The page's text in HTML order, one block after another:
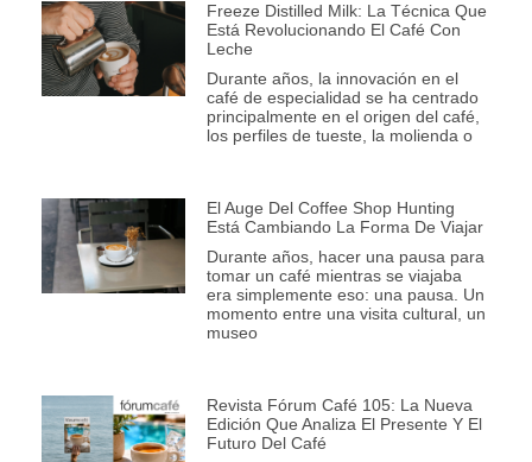
Freeze Distilled Milk: La Técnica Que
Está Revolucionando El Café Con
Leche
Durante años, la innovación en el
café de especialidad se ha centrado
principalmente en el origen del café,
los perfiles de tueste, la molienda o
El Auge Del Coffee Shop Hunting
Está Cambiando La Forma De Viajar
Durante años, hacer una pausa para
tomar un café mientras se viajaba
era simplemente eso: una pausa. Un
momento entre una visita cultural, un
museo
Revista Fórum Café 105: La Nueva
Edición Que Analiza El Presente Y El
Futuro Del Café